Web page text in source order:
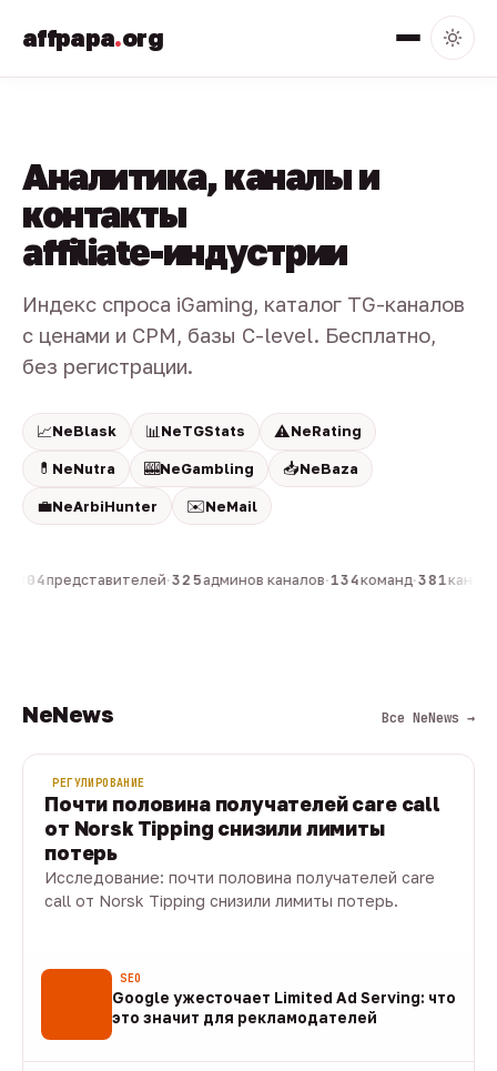
affpapa.org
Аналитика, каналы и
контакты
affiliate-индустрии
Индекс спроса iGaming, каталог TG-каналов
с ценами и CPM, базы C-level. Бесплатно,
без регистрации.
📈NeBlask 📊 NeTGStats ⚠️NeRating
💊 NeNutra 🎰NeGambling 📥NeBaza
💼NeArbiHunter ✉️NeMail
804представителей·325админов каналов·134команд·381
NeNews Все NeNews →
РЕГУЛИРОВАНИЕ
Почти половина получателей care call
от Norsk Tipping снизили лимиты
потерь
Исследование: почти половина получателей care
call от Norsk Tipping снизили лимиты потерь.
SEO
Google ужесточает Limited Ad Serving: что
это значит для рекламодателей